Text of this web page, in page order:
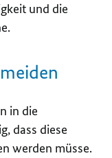
und die
in die
dass diese
werden müsse.